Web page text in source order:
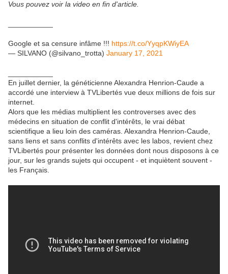
Vous pouvez voir la video en fin d'article.
Google et sa censure infâme !!! https://t.co/YyqpKWiyEA
— SILVANO (@silvano_trotta) January 17, 2021
En juillet dernier, la généticienne Alexandra Henrion-Caude a
accordé une interview à TVLibertés vue deux millions de fois sur
internet.
Alors que les médias multiplient les controverses avec des
médecins en situation de conflit d'intérêts, le vrai débat
scientifique a lieu loin des caméras. Alexandra Henrion-Caude,
sans liens et sans conflits d'intérêts avec les labos, revient chez
TVLibertés pour présenter les données dont nous disposons à ce
jour, sur les grands sujets qui occupent - et inquiètent souvent -
les Français.